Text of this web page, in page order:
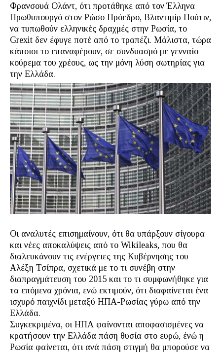
Φρανσουά Ολάντ, ότι προτάθηκε από τον Έλληνα
Πρωθυπουργό στον Ρώσο Πρόεδρο, Βλαντιμίρ Πούτιν,
να τυπωθούν ελληνικές δραχμές στην Ρωσία, το
Grexit δεν έφυγε ποτέ από το τραπέζι. Μάλιστα, τώρα
κάποιοι το επαναφέρουν, σε συνδυασμό με γενναίο
κούρεμα του χρέους, ως την μόνη λύση σωτηρίας για
την Ελλάδα.
Οι αναλυτές επισημαίνουν, ότι θα υπάρξουν σίγουρα
και νέες αποκαλύψεις από το Wikileaks, που θα
διαλευκάνουν τις ενέργειες της Κυβέρνησης του
Αλέξη Τσίπρα, σχετικά με το τι συνέβη στην
διαπραγμάτευση του 2015 και το τι συμφωνήθηκε για
τα επόμενα χρόνια, ενώ εκτιμούν, ότι διαφαίνεται ένα
ισχυρό παιχνίδι μεταξύ ΗΠΑ-Ρωσίας γύρω από την
Ελλάδα.
Συγκεκριμένα, οι ΗΠΑ φαίνονται αποφασισμένες να
κρατήσουν την Ελλάδα πάση θυσία στο ευρώ, ένώ η
Ρωσία φαίνεται, ότι ανά πάση στιγμή θα μπορούσε να